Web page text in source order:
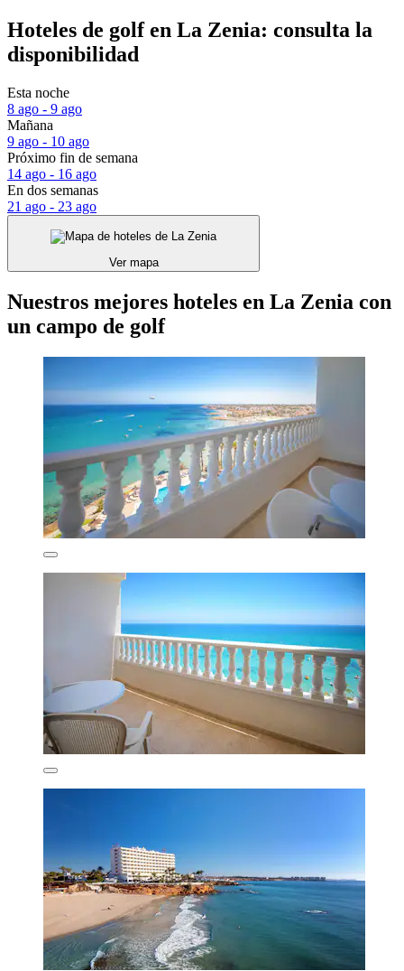
Hoteles de golf en La Zenia: consulta la
disponibilidad
Esta noche
8 ago - 9 ago
Mañana
9 ago - 10 ago
Próximo fin de semana
14 ago - 16 ago
En dos semanas
21 ago - 23 ago
Ver mapa
Nuestros mejores hoteles en La Zenia con
un campo de golf